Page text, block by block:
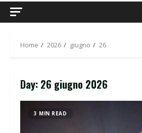
Home 2026 giugno 26
Day: 26 giugno 2026
3 MIN READ